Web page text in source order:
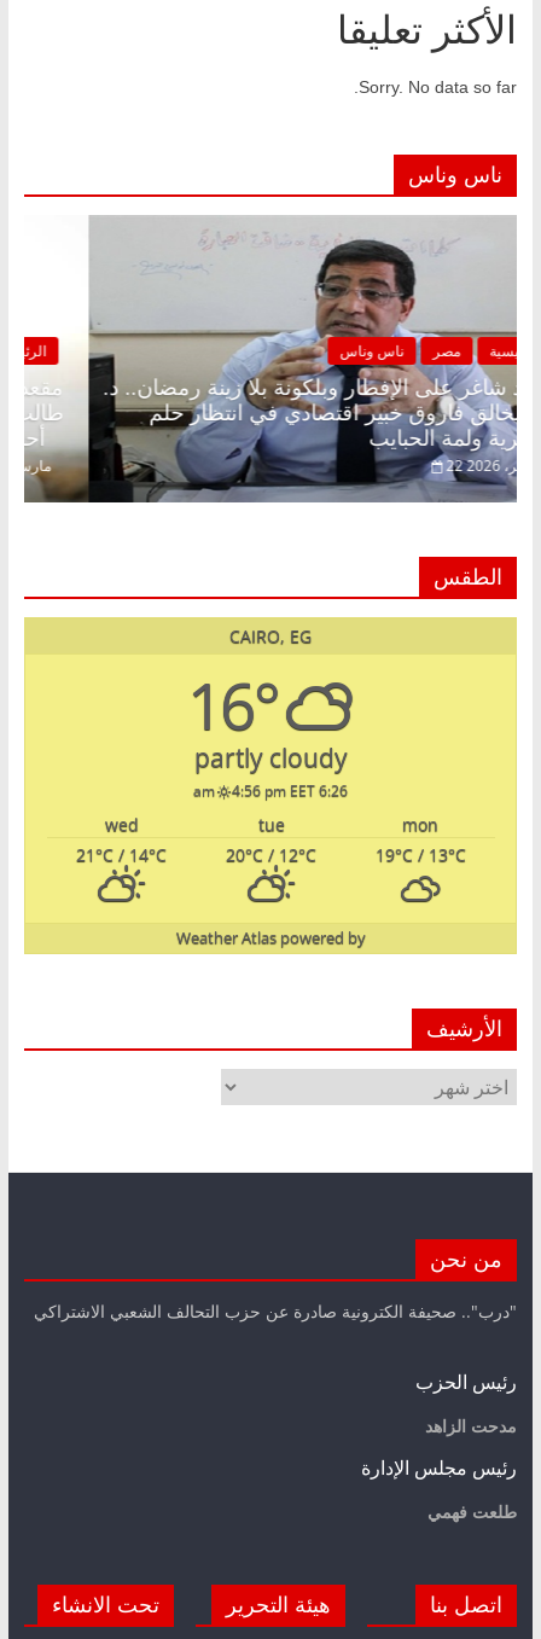
الأكثر تعليقا
Sorry. No data so far.
ناس وناس
الرئيسية مصر ناس وناس
مقعد شاغر على الإفطار وبلكونة بلا زينة رمضان.. د.
عبدالخالق فاروق خبير اقتصادي في انتظار حلم
الحرية ولمة الحبايب
22 فبراير، 2026
الطقس
CAIRO, EG
16°
partly cloudy
6:26 am
4:56 pm EET
mon
tue
wed
19°C/ 13°C
20°C / 12°C
21°C / 14°C
powered by
Weather Atlas
الأرشيف
الأرشيف
من نحن
"درب".. صحيفة الكترونية صادرة عن حزب التحالف الشعبي الاشتراكي
رئيس الحزب
مدحت الزاهد
رئيس مجلس الإدارة
طلعت فهمي
اتصل بنا هيئة التحرير تحت الانشاء